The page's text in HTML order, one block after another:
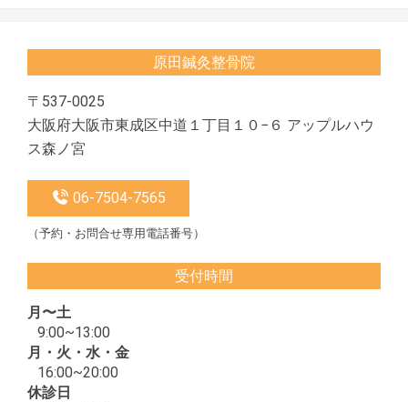
原田鍼灸整骨院
〒537-0025
大阪府大阪市東成区中道１丁目１０−６ アップルハウ
ス森ノ宮
06-7504-7565
（予約・お問合せ専用電話番号）
受付時間
月〜土
9:00~13:00
月・火・水・金
16:00~20:00
休診日